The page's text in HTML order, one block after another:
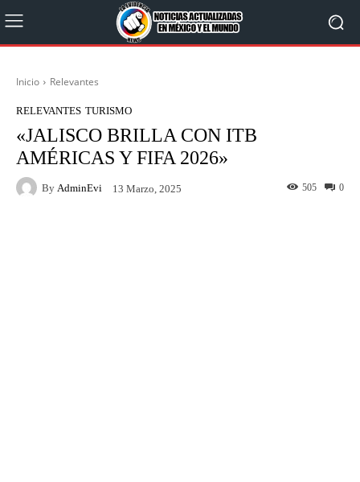
Inicio Relevantes
RELEVANTES TURISMO
«JALISCO BRILLA CON ITB
AMÉRICAS Y FIFA 2026»
By AdminEvi 13 Marzo, 2025 0
505